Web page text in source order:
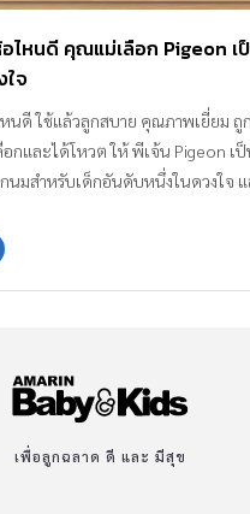
ไหนดี คุณแม่เลือก Pigeon เ
ใจ
นดี ใช้แล้วลูกสบาย คุณภาพเยี่ยม ถู
กและได้โหวต ให้ พีเจ้น Pigeon เ
มสำหรับเด็กอันดับหนึ่งในดวงใจ แ
เพื่อลูกฉลาด ดี และ มีสุข